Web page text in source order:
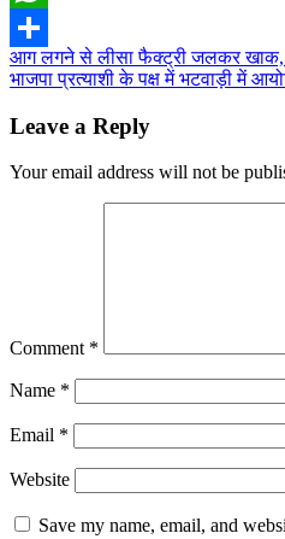
WhatsApp
Share
Post
navigation
आग लगने से लीसा फैक्ट्री जलकर खाक,
भाजपा प्रत्याशी के पक्ष में भटवाड़ी में
Leave a Reply
Your email address will not be
Comment *
Name *
Email *
Website
Save my name, email, and